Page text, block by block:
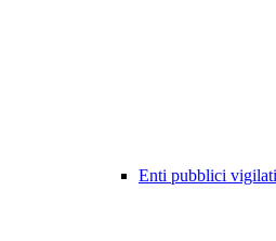
Enti pubblici vigilati